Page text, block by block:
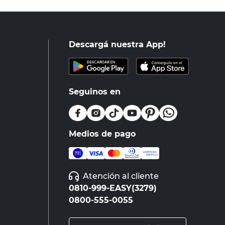
Descargá nuestra App!
Seguinos en
Medios de pago
Atención al cliente
0810-999-EASY(3279)
0800-555-0055